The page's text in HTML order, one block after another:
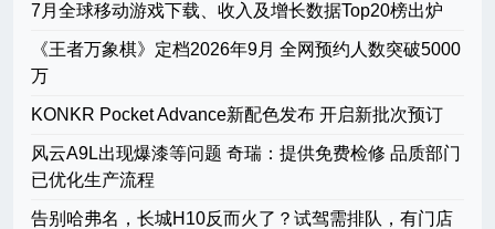
7月全球移动游戏下载、收入及增长数据Top20榜出炉
《王者万象棋》定档2026年9月 全网预约人数突破5000
万
KONKR Pocket Advance新配色发布 开启新批次预订
风云A9L出现爆漆等问题 奇瑞：提供免费检修 品质部门
已优化生产流程
告别哈弗名，长城H10反而火了？试驾需排队，有门店